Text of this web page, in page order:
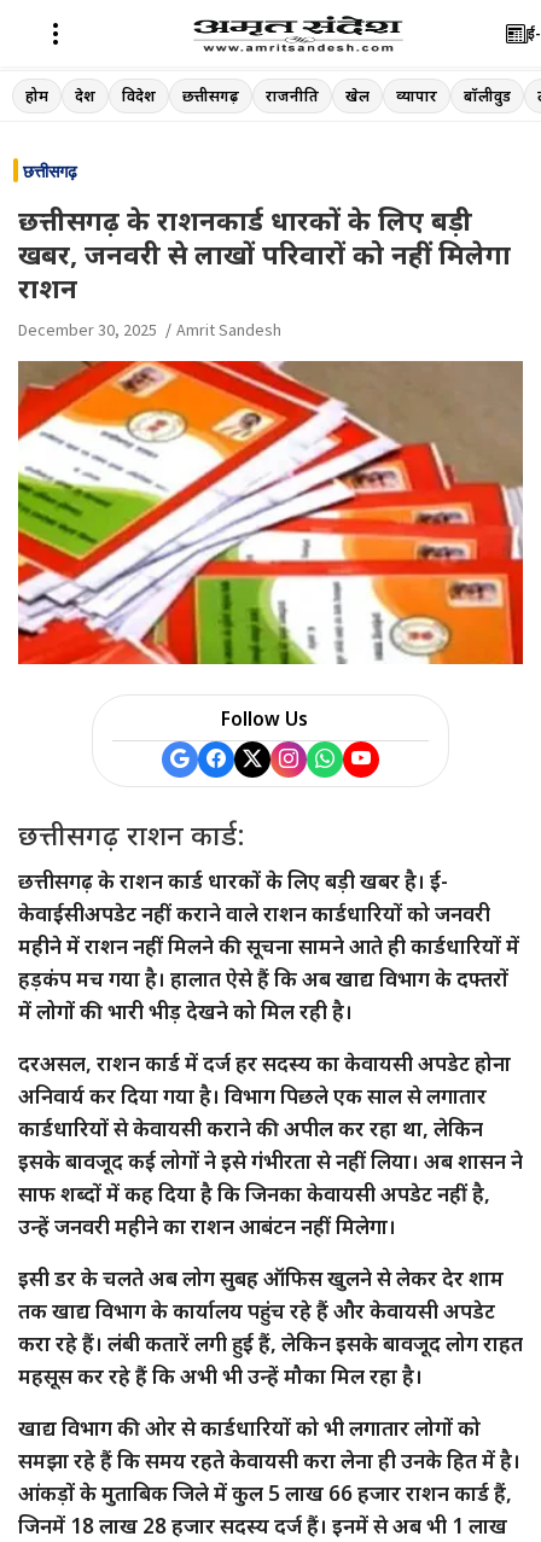
Skip
to
होम देश विदेश छत्तीसगढ़ राजनीति खेल व्यापार बॉलीवुड
छत्तीसगढ़
छत्तीसगढ़ के राशनकार्ड धारकों के लिए बड़ी
खबर, जनवरी से लाखों परिवारों को नहीं मिलेगा
राशन
December 30, 2025 Amrit Sandesh
Follow Us
छत्तीसगढ़ राशन कार्ड:
छत्तीसगढ़ के राशन कार्ड धारकों के लिए बड़ी खबर है। ई-
केवाईसीअपडेट नहीं कराने वाले राशन कार्डधारियों को जनवरी
महीने में राशन नहीं मिलने की सूचना सामने आते ही कार्डधारियों में
हड़कंप मच गया है। हालात ऐसे हैं कि अब खाद्य विभाग के दफ्तरों
में लोगों की भारी भीड़ देखने को मिल रही है।
दरअसल, राशन कार्ड में दर्ज हर सदस्य का केवायसी अपडेट होना
अनिवार्य कर दिया गया है। विभाग पिछले एक साल से लगातार
कार्डधारियों से केवायसी कराने की अपील कर रहा था, लेकिन
इसके बावजूद कई लोगों ने इसे गंभीरता से नहीं लिया। अब शासन ने
साफ शब्दों में कह दिया है कि जिनका केवायसी अपडेट नहीं है,
उन्हें जनवरी महीने का राशन आबंटन नहीं मिलेगा।
इसी डर के चलते अब लोग सुबह ऑफिस खुलने से लेकर देर शाम
तक खाद्य विभाग के कार्यालय पहुंच रहे हैं और केवायसी अपडेट
करा रहे हैं। लंबी कतारें लगी हुई हैं, लेकिन इसके बावजूद लोग राहत
महसूस कर रहे हैं कि अभी भी उन्हें मौका मिल रहा है।
खाद्य विभाग की ओर से कार्डधारियों को भी लगातार लोगों को
समझा रहे हैं कि समय रहते केवायसी करा लेना ही उनके हित में है।
आंकड़ों के मुताबिक जिले में कुल 5 लाख 66 हजार राशन कार्ड हैं,
जिनमें 18 लाख 28 हजार सदस्य दर्ज हैं। इनमें से अब भी 1 लाख